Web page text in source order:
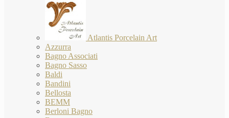
Atlantis Porcelain Art
Azzurra
Bagno Associati
Bagno Sasso
Baldi
Bandini
Bellosta
BEMM
Berloni Bagno